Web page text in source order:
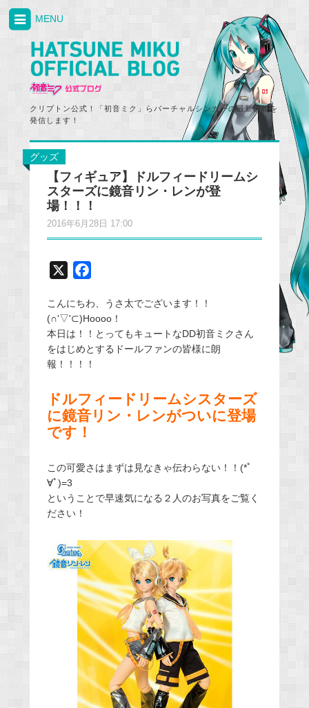
クリプトン公式！「初音ミク」らバーチャルシンガーの最新情報を
発信します！
MENU
グッズ
【フィギュア】ドルフィードリームシ
スターズに鏡音リン・レンが登
場！！！
2016年6月28日 17:00
c
e
b
o
k
こんにちわ、うさ太でございます！！
(∩'▽'⊂)Hoooo！
本日は！！とってもキュートなDD初音ミクさん
をはじめとするドールファンの皆様に朗
報！！！！
ドルフィードリームシスターズ
に鏡音リン・レンがついに登場
です！
この可愛さはまずは見なきゃ伝わらない！！(*ﾟ
∀ﾟ)=3
ということで早速気になる２人のお写真をご覧く
ださい！